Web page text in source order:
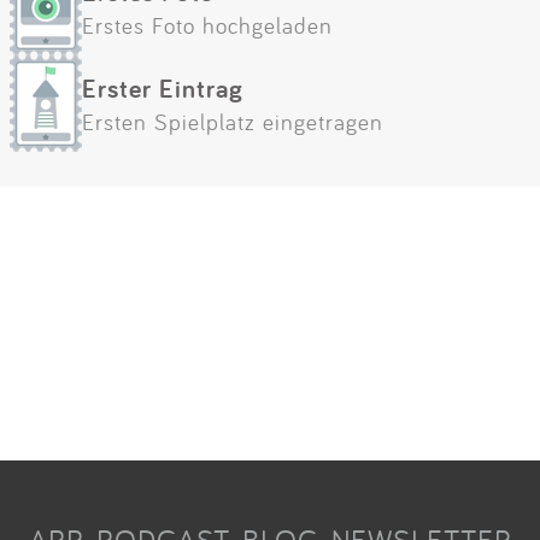
Erstes Foto hochgeladen
Erster Eintrag
Ersten Spielplatz eingetragen